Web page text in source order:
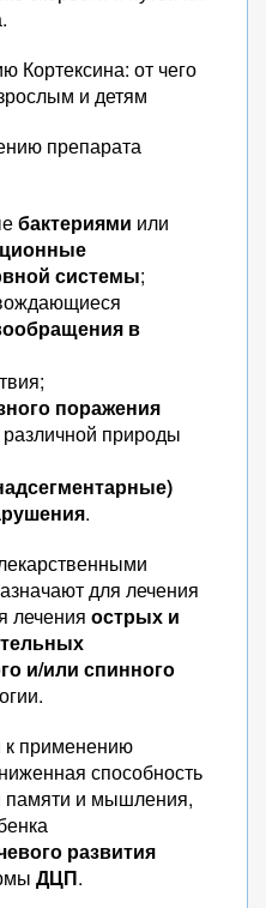
Кортексина: от чего
и детям
препарата
бактериями или
системы;
в
поражения
различной природы
.
для лечения
лечения острых и
и/или спинного
к применению
способность
памяти и мышления,
развития
ДЦП.